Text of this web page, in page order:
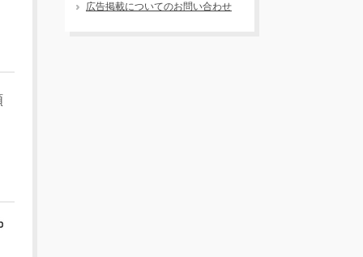
広告掲載についてのお問い合わせ